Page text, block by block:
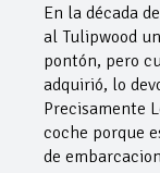
En la década
al Tulipwood
pontón, pero
adquirió, lo
Precisamente
coche porque
de